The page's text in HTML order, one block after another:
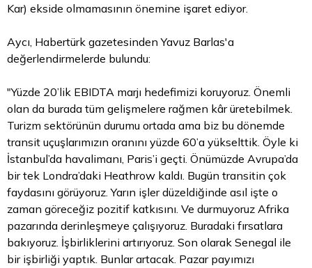
Kar) ekside olmamasının önemine işaret ediyor.
Aycı, Habertürk gazetesinden Yavuz Barlas'a
değerlendirmelerde bulundu:
"Yüzde 20’lik EBIDTA marjı hedefimizi koruyoruz. Önemli
olan da burada tüm gelişmelere rağmen kâr üretebilmek.
Turizm sektörünün durumu ortada ama biz bu dönemde
transit uçuşlarımızın oranını yüzde 60’a yükselttik. Öyle ki
İstanbul’da havalimanı, Paris’i geçti. Önümüzde Avrupa’da
bir tek Londra’daki Heathrow kaldı. Bugün transitin çok
faydasını görüyoruz. Yarın işler düzeldiğinde asıl işte o
zaman göreceğiz pozitif katkısını. Ve durmuyoruz Afrika
pazarında derinleşmeye çalışıyoruz. Buradaki fırsatlara
bakıyoruz. İşbirliklerini artırıyoruz. Son olarak Senegal ile
bir işbirliği yaptık. Bunlar artacak. Pazar payımızı